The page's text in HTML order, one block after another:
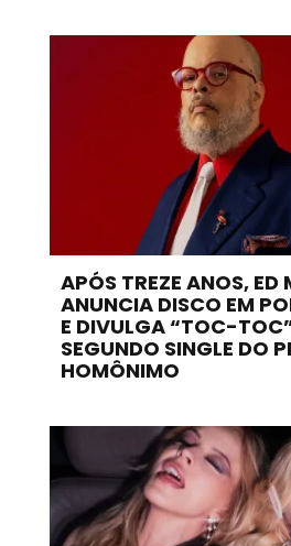
APÓS TREZE ANOS, ED
ANUNCIA DISCO EM
E DIVULGA “TOC-
SEGUNDO SINGLE DO
HOMÔNIMO